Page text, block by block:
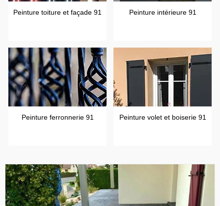
Peinture toiture et façade 91 Peinture intérieure 91
Peinture ferronnerie 91 Peinture volet et boiserie 91